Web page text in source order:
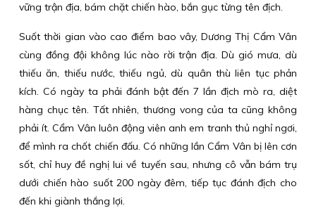
vững trận địa, bám chặt chiến hào, bắn gục từng tên địch.
Suốt thời gian vào cao điểm bao vây, Dương Thị Cẩm Vân
cùng đồng đội không lúc nào rời trận địa. Dù gió mưa, dù
thiếu ăn, thiếu nước, thiếu ngủ, dù quân thù liên tục phản
kích. Có ngày ta phải đánh bật đến 7 lần địch mò ra, diệt
hàng chục tên. Tất nhiên, thương vong của ta cũng không
phải ít. Cẩm Vân luôn động viên anh em tranh thủ nghỉ ngơi,
để mình ra chốt chiến đấu. Có những lần Cẩm Vân bị lên cơn
sốt, chỉ huy đề nghị lui về tuyến sau, nhưng cô vẫn bám trụ
dưới chiến hào suốt 200 ngày đêm, tiếp tục đánh địch cho
đến khi giành thắng lợi.